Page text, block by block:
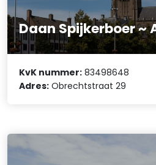
Daan Spijkerboer ~
KvK nummer: 83498648
Adres: Obrechtstraat 29